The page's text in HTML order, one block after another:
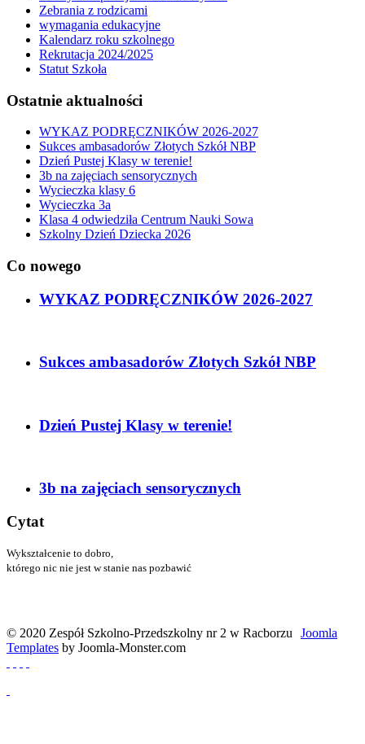
Zebrania z rodzicami
wymagania edukacyjne
Kalendarz roku szkolnego
Rekrutacja 2024/2025
Statut Szkoła
Ostatnie aktualności
WYKAZ PODRĘCZNIKÓW 2026-2027
Sukces ambasadorów Złotych Szkół NBP
Dzień Pustej Klasy w terenie!
3b na zajęciach sensorycznych
Wycieczka klasy 6
Wycieczka 3a
Klasa 4 odwiedziła Centrum Nauki Sowa
Szkolny Dzień Dziecka 2026
Co nowego
WYKAZ PODRĘCZNIKÓW 2026-2027
Sukces ambasadorów Złotych Szkół NBP
Dzień Pustej Klasy w terenie!
3b na zajęciach sensorycznych
Cytat
Wykształcenie to dobro,
którego nic nie jest w stanie nas pozbawić
© 2020 Zespół Szkolno-Przedszkolny nr 2 w Racborzu Joomla
Templates by Joomla-Monster.com